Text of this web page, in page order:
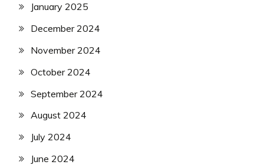
January 2025
December 2024
November 2024
October 2024
September 2024
August 2024
July 2024
June 2024